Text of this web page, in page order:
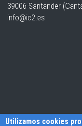
39006 Santander
info@ic2.es
Utilizamos cookies